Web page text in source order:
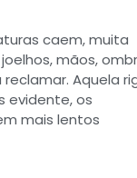
caem, muita
mãos,
Aquela
evidente, os
mais lentos